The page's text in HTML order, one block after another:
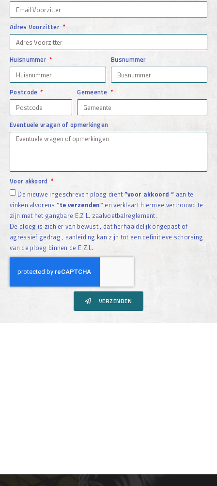
Adres Voorzitter
Huisnummer Busnummer
Postcode Gemeente
Eventuele vragen of opmerkingen
Voor akkoord
De nieuwe ingeschreven ploeg dient”voor akkoord “ aan te
vinken alvorens “te verzenden” en verklaart hiermee vertrouwd te
zijn met het gangbare E.Z.L. zaalvoetbalreglement.
De ploeg is zich er van bewust , dat herhaaldelijk ongepast of
agressief gedrag , aanleiding kan zijn tot een definitieve schorsing
van de ploeg binnen de E.Z.L.
VERZENDEN